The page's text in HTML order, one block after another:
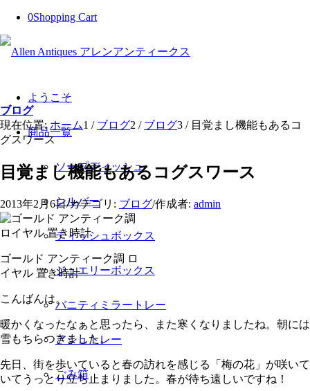
0Shopping Cart
ようこそ
商品一覧
ソープディッシュ
シルバー
ティッシュボックス
ジュエリーボックス
バニティミラートレー
アシュトレー
ごみ箱
ブログ
現在位置: ホーム1 / ブログ2 / ブログ3 / 目覚まし機能もあるコ
グスワース
目覚まし機能もあるコグスワース
2013年2月6日/カテゴリ: ブログ/作成者: admin
ゴールド アンティーク調 ロ
イヤル 置き時計
こんばんは。
暖かくなったなぁと思ったら、また寒くなりましたね。朝には
雪もちらつきました。
先日、街を歩いていると春の訪れを感じる「梅の花」が咲いて
いてうっとり立ち止まりました。春が待ち遠しいですね！